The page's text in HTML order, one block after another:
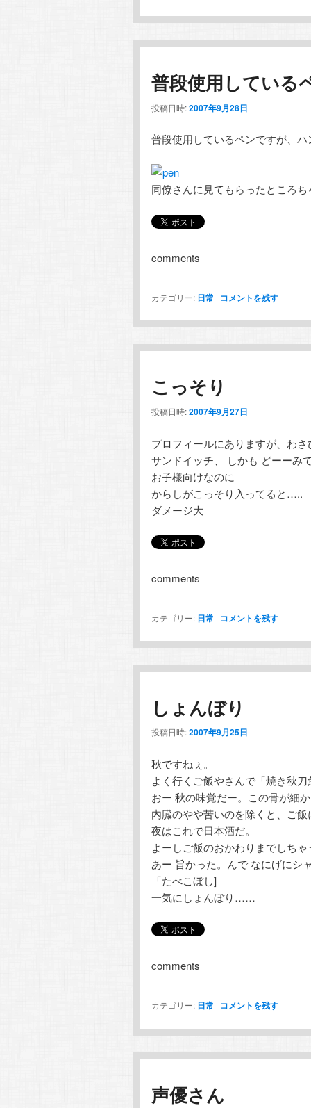
普段使用している
投稿日時:2007年9月28日
普段使用しているペンですが、
同僚さんに見てもらったところ
comments
カテゴリー: 日常 | コメントを残す
こっそり
投稿日時:2007年9月27日
プロフィールにありますが、わ
サンドイッチ、 しかも どーーみ
お子様向けなのに
からしがこっそり入ってると…..
ダメージ大
comments
カテゴリー: 日常 | コメントを残す
しょんぼり
投稿日時:2007年9月25日
秋ですねぇ。
よく行くご飯やさんで「焼き秋
おー 秋の味覚だー。この骨が細
内臓のやや苦いのを除くと、ご
夜はこれで日本酒だ。
よーしご飯のおかわりまでしちゃ
あー 旨かった。んで なにげにシ
「たべこぼし]
一気にしょんぼり……
comments
カテゴリー: 日常 | コメントを残す
声優さん